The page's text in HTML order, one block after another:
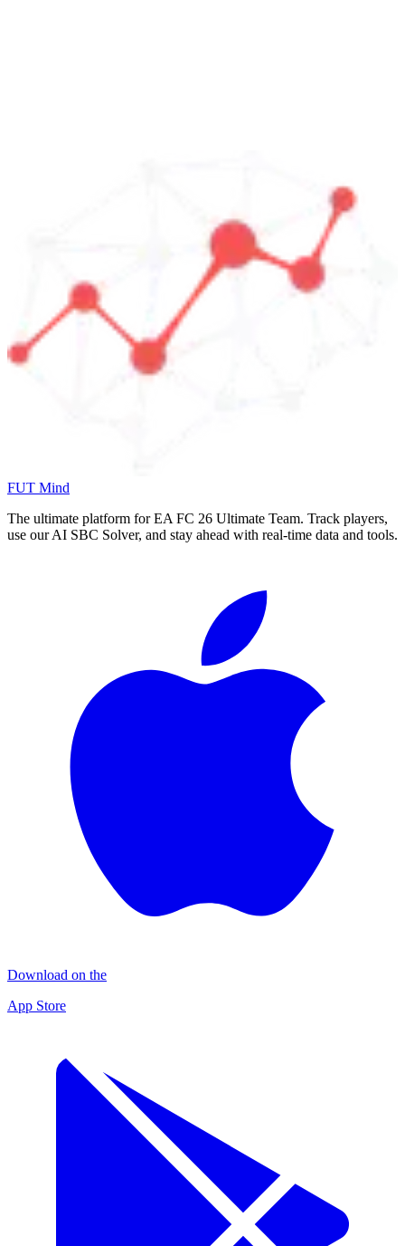
FUT Mind
The ultimate platform for EA FC 26 Ultimate Team. Track players,
use our AI SBC Solver, and stay ahead with real-time data and tools.
Download on the
App Store